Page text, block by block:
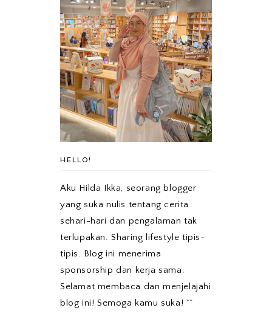
HELLO!
Aku Hilda Ikka, seorang blogger
yang suka nulis tentang cerita
sehari-hari dan pengalaman tak
terlupakan. Sharing lifestyle tipis-
tipis. Blog ini menerima
sponsorship dan kerja sama.
Selamat membaca dan menjelajahi
blog ini! Semoga kamu suka! ^^